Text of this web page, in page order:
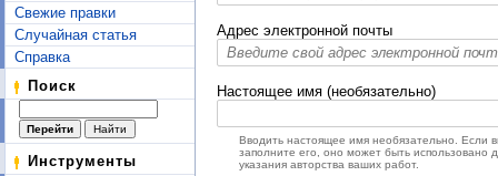
Свежие правки
Случайная статья
Справка
Поиск
Инструменты
Адрес электронной почты
Настоящее имя (необязательно)
Вводить настоящее имя необязательно. Если
заполните его, оно может быть использовано
указания авторства ваших работ.